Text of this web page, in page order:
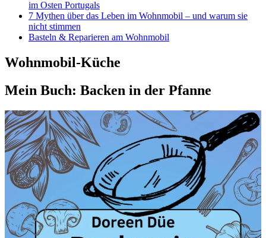
im Osten Portugals
7 Mythen über das Leben im Wohnmobil – und warum sie
nicht stimmen
Basteln & Reparieren am Wohnmobil
Wohnmobil-Küche
Mein Buch: Backen in der Pfanne